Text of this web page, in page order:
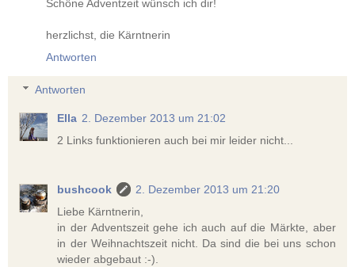
Schöne Adventzeit wünsch ich dir!
herzlichst, die Kärntnerin
Antworten
Antworten
Ella 2. Dezember 2013 um 21:02
2 Links funktionieren auch bei mir leider nicht...
bushcook
2. Dezember 2013 um 21:20
Liebe Kärntnerin,
in der Adventszeit gehe ich auch auf die Märkte, aber
in der Weihnachtszeit nicht. Da sind die bei uns schon
wieder abgebaut :-).